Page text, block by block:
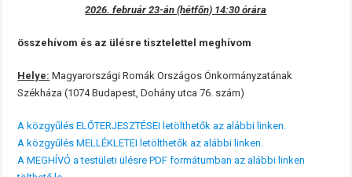
2026. február 23-án (hétfőn) 14:30 órára
összehívom és az ülésre tisztelettel meghívom
Helye: Magyarországi Romák Országos Önkormányzatának
Székháza (1074 Budapest, Dohány utca 76. szám)
A közgyűlés ELŐTERJESZTÉSEI letölthetők az alábbi linken.
A közgyűlés MELLÉKLETEI letölthetők az alábbi linken.
A MEGHÍVÓ a testületi ülésre PDF formátumban az alábbi linken